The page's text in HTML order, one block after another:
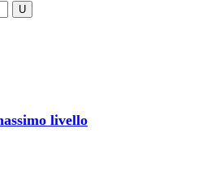
livello